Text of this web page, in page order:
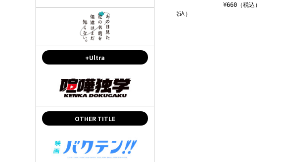
+Ultra
OTHER TITLE
¥660（税込） ¥880（税込）
¥660（税込）